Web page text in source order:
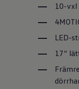
10-vxl
LED-
17“